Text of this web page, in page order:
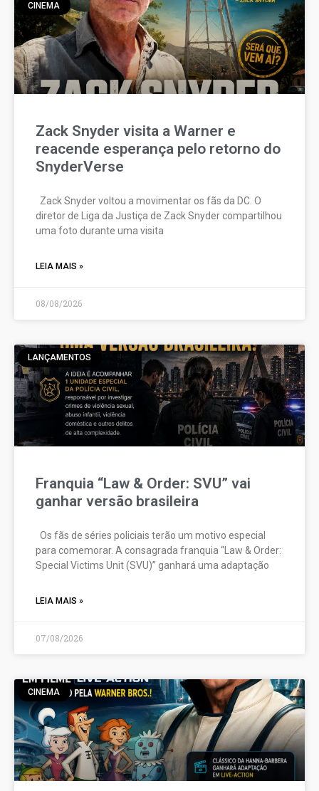
CINEMA
Zack Snyder visita a Warner e
reacende esperança pelo retorno do
SnyderVerse
Zack Snyder voltou a movimentar os fãs da DC. O
diretor de Liga da Justiça de Zack Snyder compartilhou
uma foto durante uma visita
LEIA MAIS »
08/08/2026
LANÇAMENTOS
Franquia “Law & Order: SVU” vai
ganhar versão brasileira
Os fãs de séries policiais terão um motivo especial
para comemorar. A consagrada franquia “Law & Order:
Special Victims Unit (SVU)” ganhará uma adaptação
LEIA MAIS »
07/08/2026
CINEMA